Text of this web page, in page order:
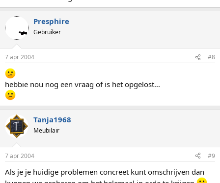
Presphire
Gebruiker
7 apr 2004 #8
hebbie nou nog een vraag of is het opgelost...
Tanja1968
Meubilair
7 apr 2004 #9
Als je je huidige problemen concreet kunt omschrijven dan